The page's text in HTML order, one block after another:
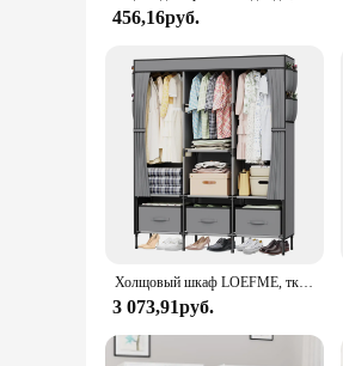
456,16руб.
Холщовый шкаф LOEFME, тканевые шкафы для спальни с 3 ящиками для хранения и подвесными направляющими, отличные складные шкафы для спальни
3 073,91руб.